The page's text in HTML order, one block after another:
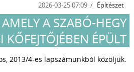
2026-03-25 07:09 Építészet
A SZABÓ-HEGY
KŐFEJTŐJÉBEN ÉPÜLT
2013/4-es lapszámunkból közöljük.